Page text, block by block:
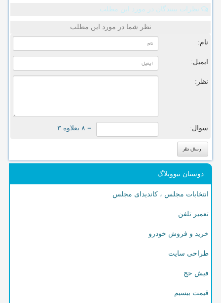
نظرات بینندگان در مورد این مطلب
نظر شما در مورد این مطلب
نام:
ایمیل:
نظر:
سوال: = ۸ بعلاوه ۳
دوستان نیووبلاگ
انتخابات مجلس ، کاندیدای مجلس
تعمیر تلفن
خرید و فروش خودرو
طراحی سایت
فیش حج
قیمت بیسیم